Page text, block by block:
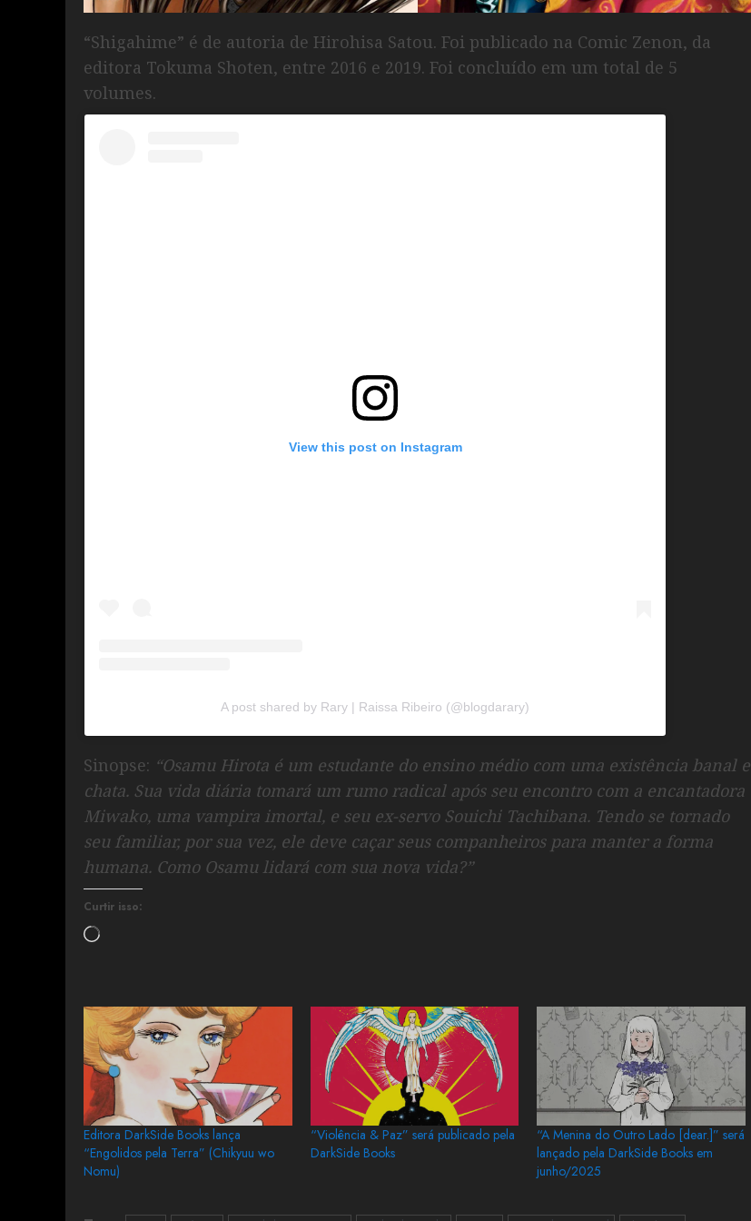
“Shigahime” é de autoria de Hirohisa Satou. Foi publicado na Comic Zenon, da
editora Tokuma Shoten, entre 2016 e 2019. Foi concluído em um total de 5
volumes.
View this post on Instagram
A post shared by Rary | Raissa Ribeiro (@blogdarary)
Sinopse: “Osamu Hirota é um estudante do ensino médio com uma existência banal e
chata. Sua vida diária tomará um rumo radical após seu encontro com a encantadora
Miwako, uma vampira imortal, e seu ex-servo Souichi Tachibana. Tendo se tornado
seu familiar, por sua vez, ele deve caçar seus companheiros para manter a forma
humana. Como Osamu lidará com sua nova vida?”
Curtir isso:
Editora DarkSide Books lança
“Engolidos pela Terra” (Chikyuu wo
Nomu)
“Violência & Paz” será publicado pela
DarkSide Books
“A Menina do Outro Lado [dear.]” será
lançado pela DarkSide Books em
junho/2025